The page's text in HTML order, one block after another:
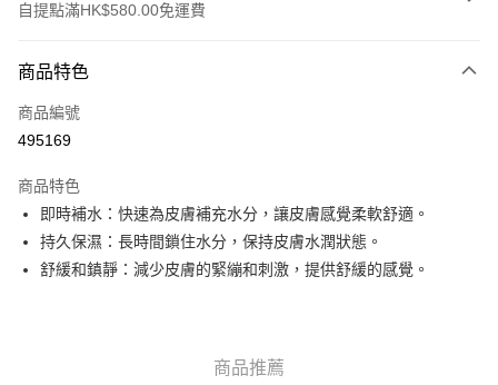
自提點滿HK$580.00免運費
信用卡
Apple Pay
AlipayHK
PayMe
商品特色
商品編號
495169
商品特色
即時補水：快速為皮膚補充水分，讓皮膚感覺柔軟舒適。
持久保濕：長時間鎖住水分，保持皮膚水潤狀態。
舒緩和鎮靜：減少皮膚的緊繃和刺激，提供舒緩的感覺。
商品推薦